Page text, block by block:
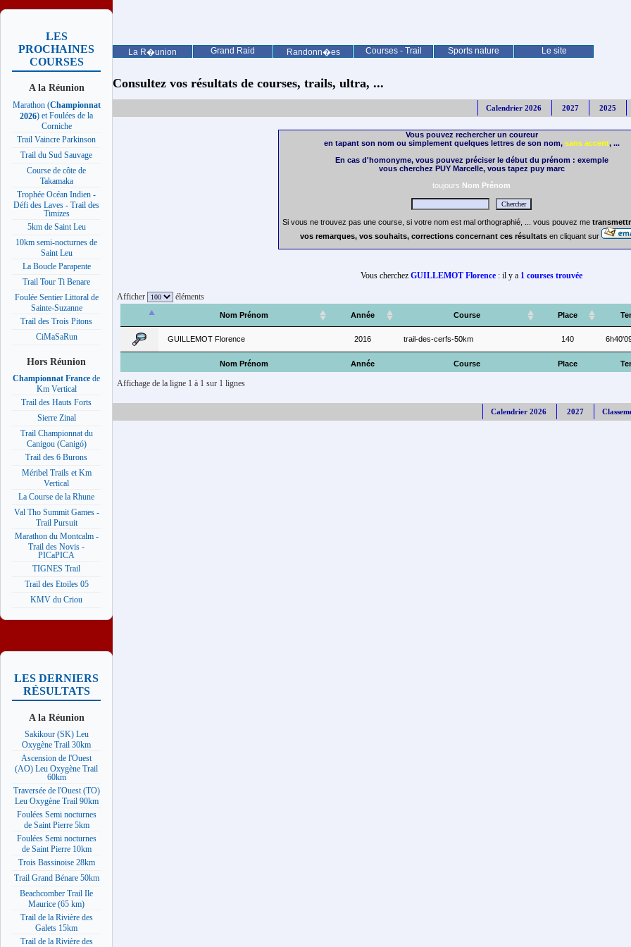
La R�union Grand Raid Randonn�es Courses - Trail Sports nature Le site
LES
PROCHAINES
COURSES
A la Réunion
Marathon (Championnat
2026) et Foulées de la
Corniche
Trail Vaincre Parkinson
Trail du Sud Sauvage
Course de côte de
Takamaka
Trophée Océan Indien -
Défi des Laves - Trail des
Timizes
5km de Saint Leu
10km semi-nocturnes de
Saint Leu
La Boucle Parapente
Trail Tour Ti Benare
Foulée Sentier Littoral de
Sainte-Suzanne
Trail des Trois Pitons
CiMaSaRun
Hors Réunion
Championnat France de
Km Vertical
Trail des Hauts Forts
Sierre Zinal
Trail Championnat du
Canigou (Canigó)
Trail des 6 Burons
Méribel Trails et Km
Vertical
La Course de la Rhune
Val Tho Summit Games -
Trail Pursuit
Marathon du Montcalm -
Trail des Novis -
PICaPICA
TIGNES Trail
Trail des Etoiles 05
KMV du Criou
LES DERNIERS
RÉSULTATS
A la Réunion
Sakikour (SK) Leu
Oxygène Trail 30km
Ascension de l'Ouest
(AO) Leu Oxygène Trail
60km
Traversée de l'Ouest (TO)
Leu Oxygène Trail 90km
Foulées Semi nocturnes
de Saint Pierre 5km
Foulées Semi nocturnes
de Saint Pierre 10km
Trois Bassinoise 28km
Trail Grand Bénare 50km
Beachcomber Trail Ile
Maurice (65 km)
Trail de la Rivière des
Galets 15km
Trail de la Rivière des
Consultez vos résultats de courses, trails, ultra, ...
Calendrier 2026 2027 2025
Vous pouvez rechercher un coureur
en tapant son nom ou simplement quelques lettres de son nom, sans accent, ...
En cas d'homonyme, vous pouvez préciser le début du prénom : exemple
vous cherchez PUY Marcelle, vous tapez puy marc
toujours Nom Prénom
Si vous ne trouvez pas une course, si votre nom est mal orthographié, ... vous pouvez me
vos remarques, vos souhaits, corrections concernant ces résultats en cliquant sur
Vous cherchez GUILLEMOT Florence : il y a 1 courses trouvée
Afficher éléments
Nom Prénom Année Course Place
Nom Prénom Année Course Place
GUILLEMOT Florence 2016 trail-des-cerfs-50km 140
Affichage de la ligne 1 à 1 sur 1 lignes
Calendrier 2026 2027